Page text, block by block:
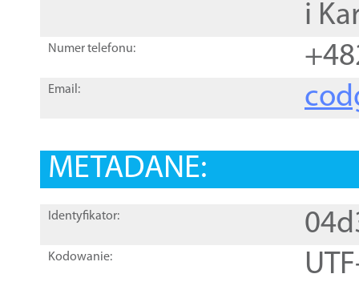
i
Numer telefonu:
Email:
METADANE:
Identyfikator:
Kodowanie: